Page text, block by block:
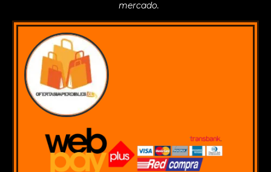
mercado.